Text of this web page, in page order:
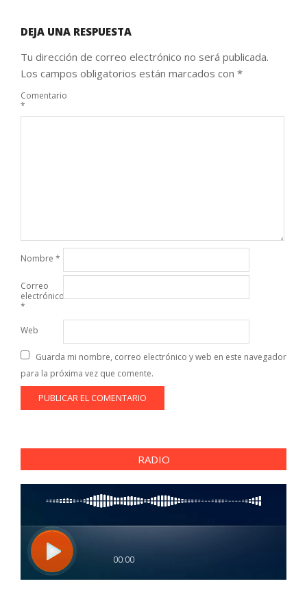
DEJA UNA RESPUESTA
Tu dirección de correo electrónico no será publicada.
Los campos obligatorios están marcados con *
Comentario
*
Nombre *
Correo
electrónico
*
Web
Guarda mi nombre, correo electrónico y web en este navegador
para la próxima vez que comente.
RADIO